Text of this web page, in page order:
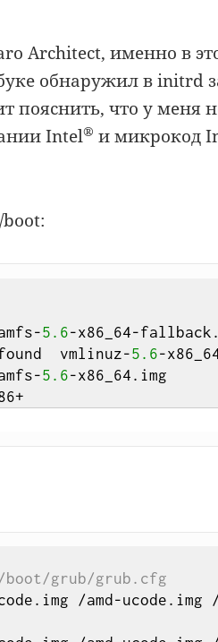
Architect, именно в
обнаружил в initrd
пояснить, что у меня
Intel® и микрокод
5.6-x86_64-
vmlinuz-5.6-
5.6-x86_64.img
boot/grub/grub.cfg
ucode.img /amd-ucode.img